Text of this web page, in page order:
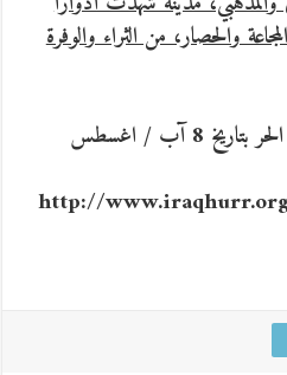
والحصار، من الثراء والوفرة
نشرت على موقع اذاعة العراق الحر بتاريخ 8 آب / اغسطس
http://